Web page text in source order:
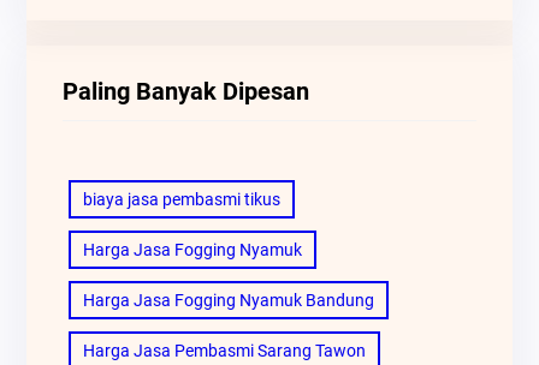
Paling Banyak Dipesan
biaya jasa pembasmi tikus
Harga Jasa Fogging Nyamuk
Harga Jasa Fogging Nyamuk Bandung
Harga Jasa Pembasmi Sarang Tawon